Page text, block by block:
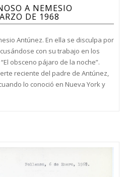
A NEMESIO
DE 1968
Antúnez. En ella se disculpa por
con su trabajo en los
obsceno pájaro de la noche”.
reciente del padre de Antúnez,
lo conoció en Nueva York y